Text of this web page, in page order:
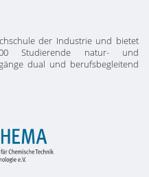
der Industrie und bietet
Studierende natur- und
dual und berufsbegleitend